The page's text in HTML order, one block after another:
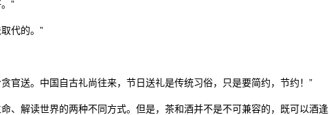
”
代的。”
官送。中国自古礼尚往来，节日送礼是传统习俗，只是要简约，节约！”
、解读世界的两种不同方式。但是，茶和酒并不是不可兼容的，既可以酒逢